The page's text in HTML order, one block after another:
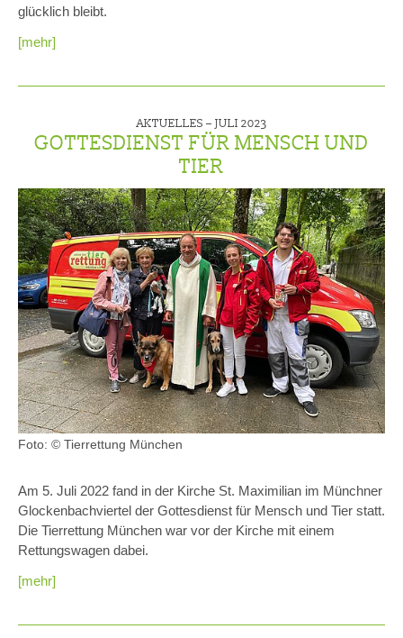
glücklich bleibt.
[mehr]
AKTUELLES – JULI 2023
GOTTESDIENST FÜR MENSCH UND
TIER
Foto: © Tierrettung München
Am 5. Juli 2022 fand in der Kirche St. Maximilian im Münchner
Glockenbachviertel der Gottesdienst für Mensch und Tier statt.
Die Tierrettung München war vor der Kirche mit einem
Rettungswagen dabei.
[mehr]